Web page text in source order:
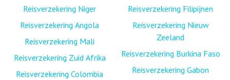
Reisverzekering Niger
Reisverzekering Angola
Reisverzekering Mali
Reisverzekering Zuid Afrika
Reisverzekering Colombia
Reisverzekering Filipijnen
Reisverzekering Nieuw
Zeeland
Reisverzekering Burkina Faso
Reisverzekering Gabon